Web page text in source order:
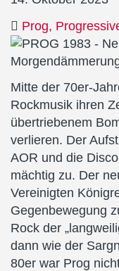
Prog
Mitte der 70er-
Rockmusik ihren
übertriebenem
verlieren. Der
AOR und die
mächtig zu. Der
Vereinigten
Gegenbewegung
Rock der
dann wie der
80er war Prog